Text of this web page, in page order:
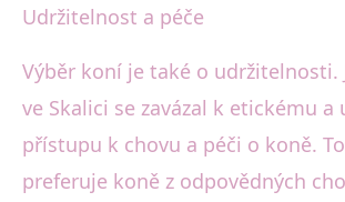
Udržitelnost a péče
Výběr koní je také o udržitelnosti.
ve Skalici se zavázal k etickému
přístupu k chovu a péči o koně.
preferuje koně z odpovědných